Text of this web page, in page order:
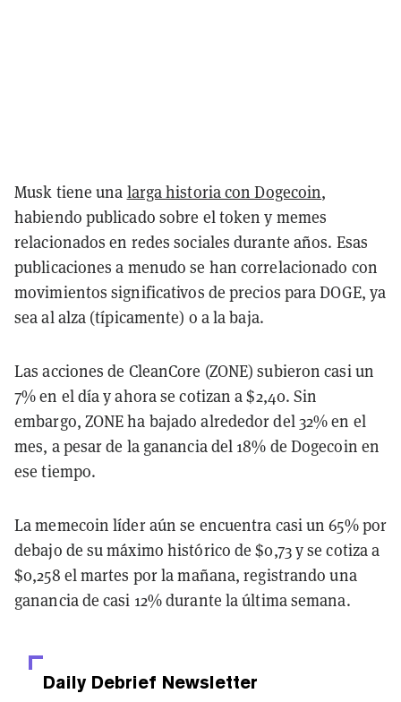
Musk tiene una larga historia con Dogecoin,
habiendo publicado sobre el token y memes
relacionados en redes sociales durante años. Esas
publicaciones a menudo se han correlacionado con
movimientos significativos de precios para DOGE, ya
sea al alza (típicamente) o a la baja.
Las acciones de CleanCore (ZONE) subieron casi un
7% en el día y ahora se cotizan a $2,40. Sin
embargo, ZONE ha bajado alrededor del 32% en el
mes, a pesar de la ganancia del 18% de Dogecoin en
ese tiempo.
La memecoin líder aún se encuentra casi un 65% por
debajo de su máximo histórico de $0,73 y se cotiza a
$0,258 el martes por la mañana, registrando una
ganancia de casi 12% durante la última semana.
Daily Debrief Newsletter